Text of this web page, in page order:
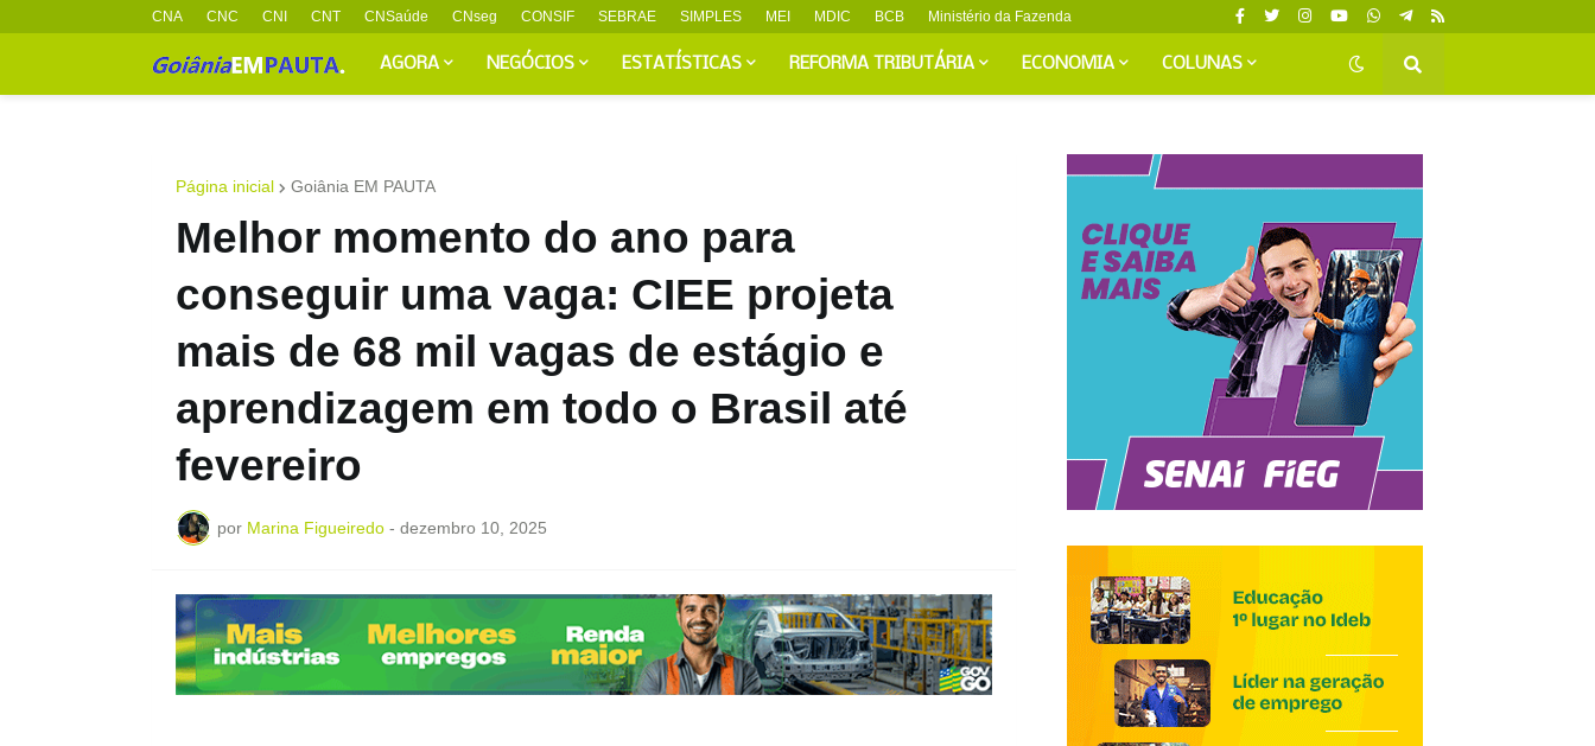
CNA CNC CNI CNT CNSaúde CNseg CONSIF SEBRAE SIMPLES MEI MDIC BCB Ministério da Fazenda
AGORA NEGÓCIOS ESTATÍSTICAS REFORMA TRIBUTÁRIA ECONOMIA COLUNAS
Página inicial Goiânia EM PAUTA
Melhor momento do ano para
conseguir uma vaga: CIEE projeta
mais de 68 mil vagas de estágio e
aprendizagem em todo o Brasil até
fevereiro
por Marina Figueiredo - dezembro 10, 2025